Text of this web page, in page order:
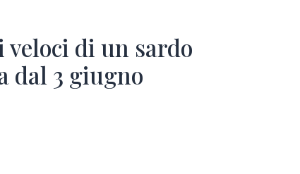
di un sardo
dal 3 giugno